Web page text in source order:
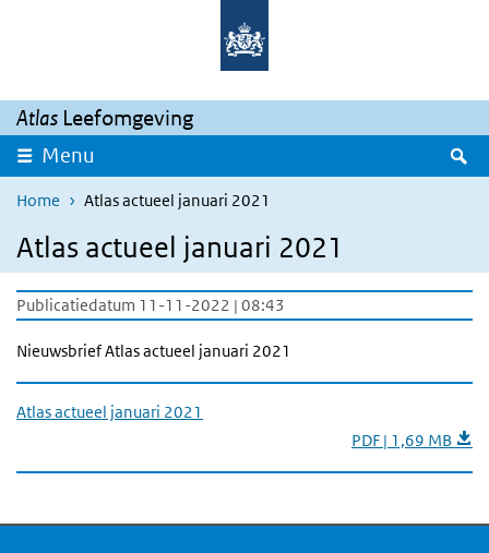
Overslaan en naar de inhoud gaan
Atlas Leefomgeving
Menu
Home Atlas actueel januari 2021
Atlas actueel januari 2021
Publicatiedatum 11-11-2022 | 08:43
Nieuwsbrief Atlas actueel januari 2021
Atlas actueel januari 2021
PDF | 1,69 MB